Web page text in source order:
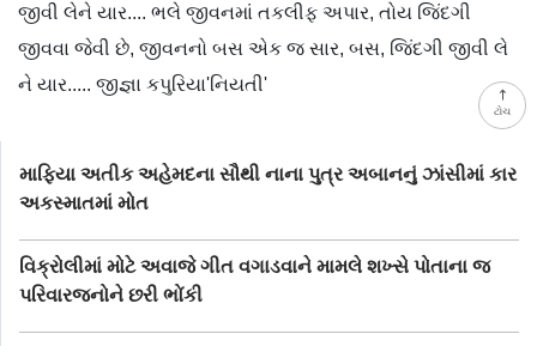
ટોચ
જીવી લેને યાર.... ભલે જીવનમાં તકલીફ અપાર, તોય જિંદગી
જીવવા જેવી છે, જીવનનો બસ એક જ સાર, બસ, જિંદગી જીવી લે
ને યાર..... જીજ્ઞા કપુરિયા'નિયતી'
માફિયા અતીક અહેમદના સૌથી નાના પુત્ર અબાનનું ઝાંસીમાં કાર
અકસ્માતમાં મોત
વિક્રોલીમાં મોટે અવાજે ગીત વગાડવાને મામલે શખ્સે પોતાના જ
પરિવારજનોને છરી ભોંકી